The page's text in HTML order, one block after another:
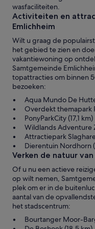
wasfaciliteiten.
Activiteiten en
Emlichheim
Wilt u graag de
het gebied te zien en
vakantiewoning op
Samtgemeinde
topattracties om binnen
bezoeken:
Aqua Mundo De
Overdekt themapark
PonyParkCity (17,1 km)
Wildlands Adventure
Attractiepark
Dierentuin Nordhorn
Verken de natuur
Of u nu een actieve
op wilt nemen,
plek om er in de
aantal van de
het stadscentrum:
Bourtanger Moor-